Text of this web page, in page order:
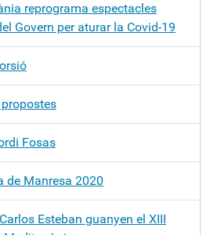
reprograma espectacles
Govern per aturar la Covid-19
Fosas
de Manresa 2020
Esteban guanyen el XIII